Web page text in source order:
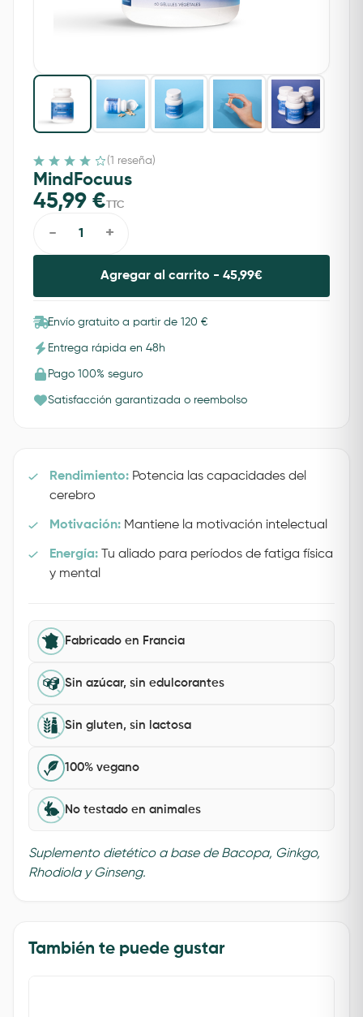
(1 reseña)
MindFocuus
45,99 €TTC
Agregar al carrito - 45,99€
- +
Envío gratuito a partir de 120 €
Entrega rápida en 48h
Pago 100% seguro
Satisfacción garantizada o reembolso
Rendimiento: Potencia las capacidades del
cerebro
Motivación: Mantiene la motivación intelectual
Energía: Tu aliado para períodos de fatiga física
y mental
Fabricado en Francia
Sin azúcar, sin edulcorantes
Sin gluten, sin lactosa
100% vegano
No testado en animales
Suplemento dietético a base de Bacopa, Ginkgo,
Rhodiola y Ginseng.
También te puede gustar